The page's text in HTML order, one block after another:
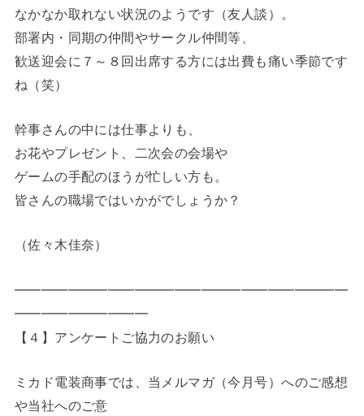
なかなか取れない状況のようです（友人談）。
部署内・同期の仲間やサークル仲間等、
歓送迎会に７～８回出席する方には出費も痛い季節です
ね（笑）
幹事さんの中には仕事よりも、
お花やプレゼント、二次会の会場や
ゲームの手配のほうが忙しい方も。
皆さんの職場ではいかがでしょうか？
（佐々木佳奈）
━━━━━━━━━━━━━━━━━━━━━━━━━
━━━━━━━━━━
【４】アンケートご協力のお願い
ミカド電装商事では、当メルマガ（今月号）へのご感想
や当社へのご意